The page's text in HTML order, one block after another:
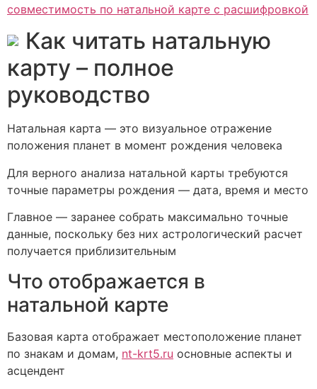
совместимость по натальной карте с расшифровкой
Как читать натальную
карту – полное
руководство
Натальная карта — это визуальное отражение
положения планет в момент рождения человека
Для верного анализа натальной карты требуются
точные параметры рождения — дата, время и место
Главное — заранее собрать максимально точные
данные, поскольку без них астрологический расчет
получается приблизительным
Что отображается в
натальной карте
Базовая карта отображает местоположение планет
по знакам и домам, nt-krt5.ru основные аспекты и
асцендент